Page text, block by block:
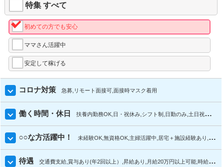
特集 すべて
初めての方でも安心
ママさん活躍中
安定して稼げる
コロナ対策 急募 リモート面接可 面接時マスク着用
働く時間・休日 扶養内勤務OK 日・祝休み シフト制 日勤のみ 土日祝休み
○○な方活躍中！ 未経験OK 無資格OK 主婦活躍中 居宅＋施設経験あり 施設
待遇 交通費支給 賞与あり(年2回以上） 昇給あり 月給20万円以上可能 時給1200円以上可能